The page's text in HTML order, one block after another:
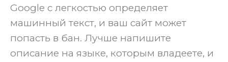
Google с легкостью определяет
машинный текст, и ваш сайт может
попасть в бан. Лучше напишите
описание на языке, которым владеете, и